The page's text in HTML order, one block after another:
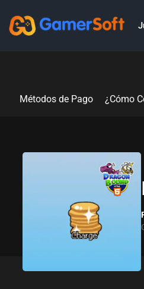
Métodos de Pago ¿Cómo